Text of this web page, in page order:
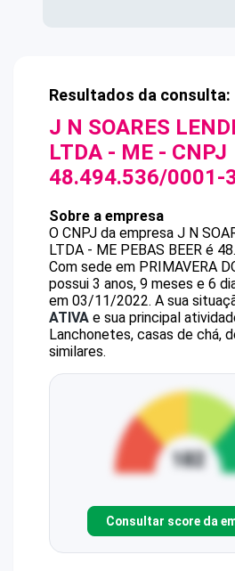
Resultados da consulta:
J N SOARES
LTDA - ME - CNPJ
48.494.536/0001-
Sobre a empresa
O CNPJ da empresa J N
LTDA - ME PEBAS BEER é
Com sede em PRIMAVERA
possui 3 anos, 9 meses e 6
em 03/11/2022. A sua
ATIVA e sua principal
Lanchonetes, casas de chá,
similares.
Consultar score da